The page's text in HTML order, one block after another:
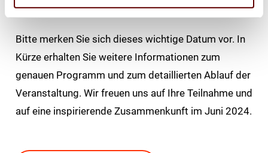
werden!
Bitte merken Sie sich dieses wichtige Datum vor. In
Kürze erhalten Sie weitere Informationen zum
genauen Programm und zum detaillierten Ablauf der
Veranstaltung. Wir freuen uns auf Ihre Teilnahme und
auf eine inspirierende Zusammenkunft im Juni 2024.